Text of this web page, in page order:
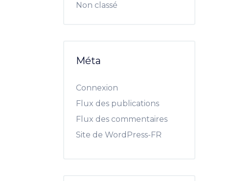
Non classé
Méta
Connexion
Flux des publications
Flux des commentaires
Site de WordPress-FR